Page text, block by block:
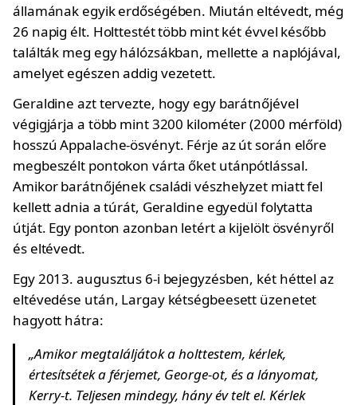
államának egyik erdőségében. Miután eltévedt, még
26 napig élt. Holttestét több mint két évvel később
találták meg egy hálózsákban, mellette a naplójával,
amelyet egészen addig vezetett.
Geraldine azt tervezte, hogy egy barátnőjével
végigjárja a több mint 3200 kilométer (2000 mérföld)
hosszú Appalache-ösvényt. Férje az út során előre
megbeszélt pontokon várta őket utánpótlással.
Amikor barátnőjének családi vészhelyzet miatt fel
kellett adnia a túrát, Geraldine egyedül folytatta
útját. Egy ponton azonban letért a kijelölt ösvényről
és eltévedt.
Egy 2013. augusztus 6-i bejegyzésben, két héttel az
eltévedése után, Largay kétségbeesett üzenetet
hagyott hátra:
„Amikor megtaláljátok a holttestem, kérlek,
értesítsétek a férjemet, George-ot, és a lányomat,
Kerry-t. Teljesen mindegy, hány év telt el. Kérlek